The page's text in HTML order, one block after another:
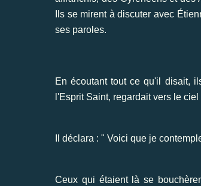
Ils se mirent à discuter avec
ses paroles.
En écoutant tout ce qu'il disait,
l'Esprit Saint, regardait vers le
Il déclara : " Voici que je
Ceux qui étaient là se